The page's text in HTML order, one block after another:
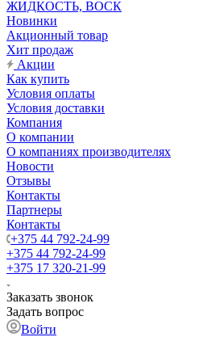
ЖИДКОСТЬ, ВОСК
Новинки
Акционный товар
Хит продаж
Акции
Как купить
Условия оплаты
Условия доставки
Компания
О компании
О компаниях производителях
Новости
Отзывы
Контакты
Партнеры
Контакты
+375 44 792-24-99
+375 44 792-24-99
+375 17 320-21-99
Заказать звонок
Задать вопрос
Войти